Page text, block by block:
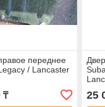
переднее
/ Lancaster
₸ 25